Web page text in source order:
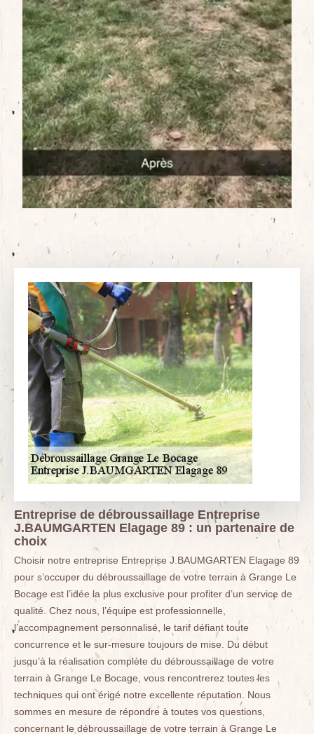
Entreprise de débroussaillage Entreprise
J.BAUMGARTEN Elagage 89 : un partenaire de
choix
Choisir notre entreprise Entreprise J.BAUMGARTEN Elagage 89
pour s’occuper du débroussaillage de votre terrain à Grange Le
Bocage est l’idée la plus exclusive pour profiter d’un service de
qualité. Chez nous, l’équipe est professionnelle,
l’accompagnement personnalisé, le tarif défiant toute
concurrence et le sur-mesure toujours de mise. Du début
jusqu’à la réalisation complète du débroussaillage de votre
terrain à Grange Le Bocage, vous rencontrerez toutes les
techniques qui ont érigé notre excellente réputation. Nous
sommes en mesure de répondre à toutes vos questions,
concernant le débroussaillage de votre terrain à Grange Le